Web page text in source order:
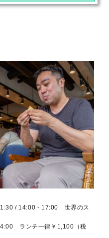
/ 14:00 - 17:00 世界のス
ランチ一律￥1,100（税